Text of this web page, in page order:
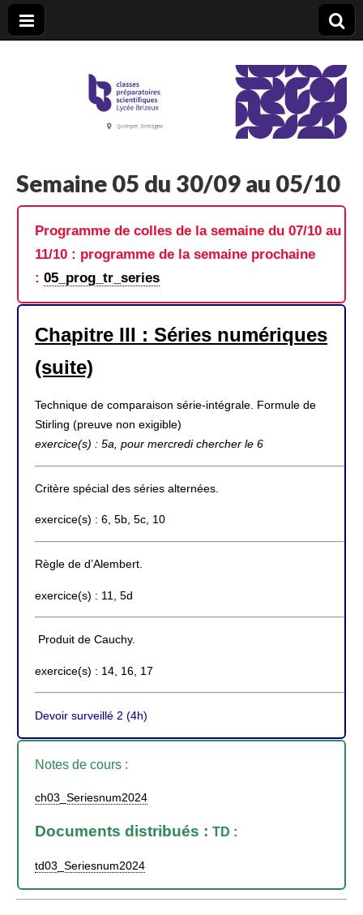
CPGE Brizeux
Semaine 05 du 30/09 au 05/10
Programme de colles de la semaine du 07/10 au
11/10 : programme de la semaine prochaine
: 05_prog_tr_series
Chapitre III : Séries numériques
(suite)
Technique de comparaison série-intégrale. Formule de
Stirling (preuve non exigible)
exercice(s) : 5a, pour mercredi chercher le 6
Critère spécial des séries alternées.
exercice(s) : 6, 5b, 5c, 10
Règle de d’Alembert.
exercice(s) : 11, 5d
Produit de Cauchy.
exercice(s) : 14, 16, 17
Devoir surveillé 2 (4h)
Notes de cours :
ch03_Seriesnum2024
Documents distribués : TD :
td03_Seriesnum2024